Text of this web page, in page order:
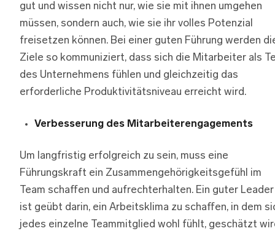
gut und wissen nicht nur, wie sie mit ihnen umgehen
müssen, sondern auch, wie sie ihr volles Potenzial
freisetzen können. Bei einer guten Führung werden
Ziele so kommuniziert, dass sich die Mitarbeiter als
des Unternehmens fühlen und gleichzeitig das
erforderliche Produktivitätsniveau erreicht wird.
Verbesserung des Mitarbeiterengagements
Um langfristig erfolgreich zu sein, muss eine
Führungskraft ein Zusammengehörigkeitsgefühl im
Team schaffen und aufrechterhalten. Ein guter Leader
ist geübt darin, ein Arbeitsklima zu schaffen, in dem
jedes einzelne Teammitglied wohl fühlt, geschätzt